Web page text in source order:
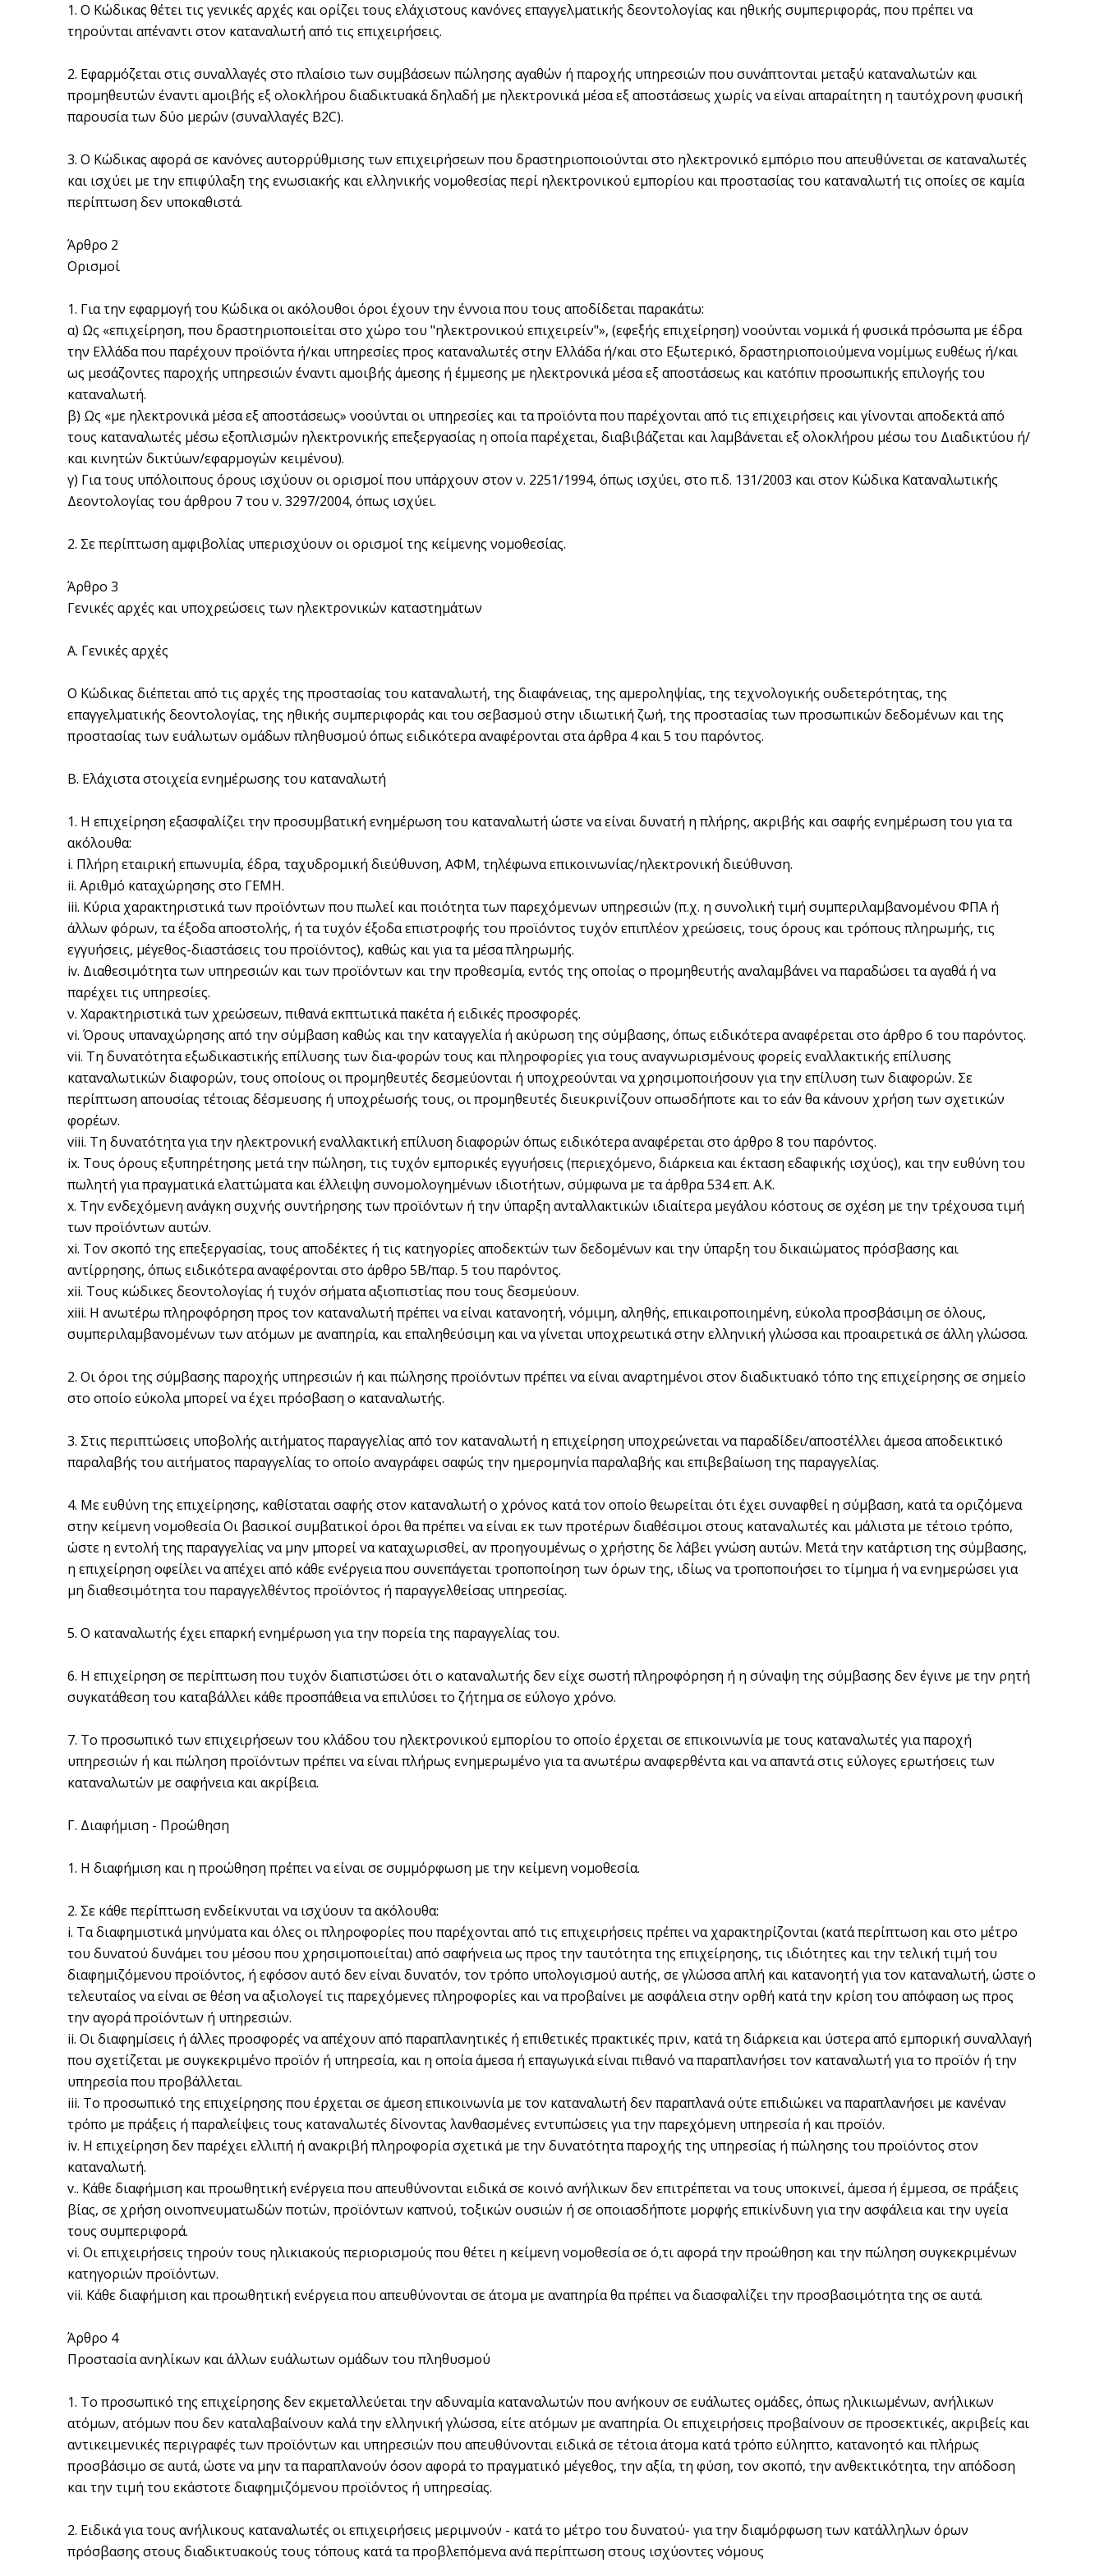
1. Ο Κώδικας θέτει τις γενικές αρχές και ορίζει τους ελάχιστους κανόνες επαγγελματικής δεοντολογίας και ηθικής συμπεριφοράς, που πρέπει να
τηρούνται απέναντι στον καταναλωτή από τις επιχειρήσεις.
2. Εφαρμόζεται στις συναλλαγές στο πλαίσιο των συμβάσεων πώλησης αγαθών ή παροχής υπηρεσιών που συνάπτονται μεταξύ καταναλωτών και
προμηθευτών έναντι αμοιβής εξ ολοκλήρου διαδικτυακά δηλαδή με ηλεκτρονικά μέσα εξ αποστάσεως χωρίς να είναι απαραίτητη η ταυτόχρονη φυσική
παρουσία των δύο μερών (συναλλαγές B2C).
3. Ο Κώδικας αφορά σε κανόνες αυτορρύθμισης των επιχειρήσεων που δραστηριοποιούνται στο ηλεκτρονικό εμπόριο που απευθύνεται σε καταναλωτές
και ισχύει με την επιφύλαξη της ενωσιακής και ελληνικής νομοθεσίας περί ηλεκτρονικού εμπορίου και προστασίας του καταναλωτή τις οποίες σε καμία
περίπτωση δεν υποκαθιστά.
Άρθρο 2
Ορισμοί
1. Για την εφαρμογή του Κώδικα οι ακόλουθοι όροι έχουν την έννοια που τους αποδίδεται παρακάτω:
α) Ως «επιχείρηση, που δραστηριοποιείται στο χώρο του "ηλεκτρονικού επιχειρείν"», (εφεξής επιχείρηση) νοούνται νομικά ή φυσικά πρόσωπα με έδρα
την Ελλάδα που παρέχουν προϊόντα ή/και υπηρεσίες προς καταναλωτές στην Ελλάδα ή/και στο Εξωτερικό, δραστηριοποιούμενα νομίμως ευθέως ή/και
ως μεσάζοντες παροχής υπηρεσιών έναντι αμοιβής άμεσης ή έμμεσης με ηλεκτρονικά μέσα εξ αποστάσεως και κατόπιν προσωπικής επιλογής του
καταναλωτή.
β) Ως «με ηλεκτρονικά μέσα εξ αποστάσεως» νοούνται οι υπηρεσίες και τα προϊόντα που παρέχονται από τις επιχειρήσεις και γίνονται αποδεκτά από
τους καταναλωτές μέσω εξοπλισμών ηλεκτρονικής επεξεργασίας η οποία παρέχεται, διαβιβάζεται και λαμβάνεται εξ ολοκλήρου μέσω του Διαδικτύου ή/
και κινητών δικτύων/εφαρμογών κειμένου).
γ) Για τους υπόλοιπους όρους ισχύουν οι ορισμοί που υπάρχουν στον ν. 2251/1994, όπως ισχύει, στο π.δ. 131/2003 και στον Κώδικα Καταναλωτικής
Δεοντολογίας του άρθρου 7 του ν. 3297/2004, όπως ισχύει.
2. Σε περίπτωση αμφιβολίας υπερισχύουν οι ορισμοί της κείμενης νομοθεσίας.
Άρθρο 3
Γενικές αρχές και υποχρεώσεις των ηλεκτρονικών καταστημάτων
Α. Γενικές αρχές
Ο Κώδικας διέπεται από τις αρχές της προστασίας του καταναλωτή, της διαφάνειας, της αμεροληψίας, της τεχνολογικής ουδετερότητας, της
επαγγελματικής δεοντολογίας, της ηθικής συμπεριφοράς και του σεβασμού στην ιδιωτική ζωή, της προστασίας των προσωπικών δεδομένων και της
προστασίας των ευάλωτων ομάδων πληθυσμού όπως ειδικότερα αναφέρονται στα άρθρα 4 και 5 του παρόντος.
Β. Ελάχιστα στοιχεία ενημέρωσης του καταναλωτή
1. Η επιχείρηση εξασφαλίζει την προσυμβατική ενημέρωση του καταναλωτή ώστε να είναι δυνατή η πλήρης, ακριβής και σαφής ενημέρωση του για τα
ακόλουθα:
i. Πλήρη εταιρική επωνυμία, έδρα, ταχυδρομική διεύθυνση, ΑΦΜ, τηλέφωνα επικοινωνίας/ηλεκτρονική διεύθυνση.
ii. Αριθμό καταχώρησης στο ΓΕΜΗ.
iii. Κύρια χαρακτηριστικά των προϊόντων που πωλεί και ποιότητα των παρεχόμενων υπηρεσιών (π.χ. η συνολική τιμή συμπεριλαμβανομένου ΦΠΑ ή
άλλων φόρων, τα έξοδα αποστολής, ή τα τυχόν έξοδα επιστροφής του προϊόντος τυχόν επιπλέον χρεώσεις, τους όρους και τρόπους πληρωμής, τις
εγγυήσεις, μέγεθος-διαστάσεις του προϊόντος), καθώς και για τα μέσα πληρωμής.
iv. Διαθεσιμότητα των υπηρεσιών και των προϊόντων και την προθεσμία, εντός της οποίας ο προμηθευτής αναλαμβάνει να παραδώσει τα αγαθά ή να
παρέχει τις υπηρεσίες.
ν. Χαρακτηριστικά των χρεώσεων, πιθανά εκπτωτικά πακέτα ή ειδικές προσφορές.
vi. Όρους υπαναχώρησης από την σύμβαση καθώς και την καταγγελία ή ακύρωση της σύμβασης, όπως ειδικότερα αναφέρεται στο άρθρο 6 του παρόντος.
vii. Τη δυνατότητα εξωδικαστικής επίλυσης των δια-φορών τους και πληροφορίες για τους αναγνωρισμένους φορείς εναλλακτικής επίλυσης
καταναλωτικών διαφορών, τους οποίους οι προμηθευτές δεσμεύονται ή υποχρεούνται να χρησιμοποιήσουν για την επίλυση των διαφορών. Σε
περίπτωση απουσίας τέτοιας δέσμευσης ή υποχρέωσής τους, οι προμηθευτές διευκρινίζουν οπωσδήποτε και το εάν θα κάνουν χρήση των σχετικών
φορέων.
viii. Τη δυνατότητα για την ηλεκτρονική εναλλακτική επίλυση διαφορών όπως ειδικότερα αναφέρεται στο άρθρο 8 του παρόντος.
ix. Τους όρους εξυπηρέτησης μετά την πώληση, τις τυχόν εμπορικές εγγυήσεις (περιεχόμενο, διάρκεια και έκταση εδαφικής ισχύος), και την ευθύνη του
πωλητή για πραγματικά ελαττώματα και έλλειψη συνομολογημένων ιδιοτήτων, σύμφωνα με τα άρθρα 534 επ. Α.Κ.
x. Την ενδεχόμενη ανάγκη συχνής συντήρησης των προϊόντων ή την ύπαρξη ανταλλακτικών ιδιαίτερα μεγάλου κόστους σε σχέση με την τρέχουσα τιμή
των προϊόντων αυτών.
xi. Τον σκοπό της επεξεργασίας, τους αποδέκτες ή τις κατηγορίες αποδεκτών των δεδομένων και την ύπαρξη του δικαιώματος πρόσβασης και
αντίρρησης, όπως ειδικότερα αναφέρονται στο άρθρο 5Β/παρ. 5 του παρόντος.
xii. Τους κώδικες δεοντολογίας ή τυχόν σήματα αξιοπιστίας που τους δεσμεύουν.
xiii. Η ανωτέρω πληροφόρηση προς τον καταναλωτή πρέπει να είναι κατανοητή, νόμιμη, αληθής, επικαιροποιημένη, εύκολα προσβάσιμη σε όλους,
συμπεριλαμβανομένων των ατόμων με αναπηρία, και επαληθεύσιμη και να γίνεται υποχρεωτικά στην ελληνική γλώσσα και προαιρετικά σε άλλη γλώσσα.
2. Οι όροι της σύμβασης παροχής υπηρεσιών ή και πώλησης προϊόντων πρέπει να είναι αναρτημένοι στον διαδικτυακό τόπο της επιχείρησης σε σημείο
στο οποίο εύκολα μπορεί να έχει πρόσβαση ο καταναλωτής.
3. Στις περιπτώσεις υποβολής αιτήματος παραγγελίας από τον καταναλωτή η επιχείρηση υποχρεώνεται να παραδίδει/αποστέλλει άμεσα αποδεικτικό
παραλαβής του αιτήματος παραγγελίας το οποίο αναγράφει σαφώς την ημερομηνία παραλαβής και επιβεβαίωση της παραγγελίας.
4. Με ευθύνη της επιχείρησης, καθίσταται σαφής στον καταναλωτή ο χρόνος κατά τον οποίο θεωρείται ότι έχει συναφθεί η σύμβαση, κατά τα οριζόμενα
στην κείμενη νομοθεσία Οι βασικοί συμβατικοί όροι θα πρέπει να είναι εκ των προτέρων διαθέσιμοι στους καταναλωτές και μάλιστα με τέτοιο τρόπο,
ώστε η εντολή της παραγγελίας να μην μπορεί να καταχωρισθεί, αν προηγουμένως ο χρήστης δε λάβει γνώση αυτών. Μετά την κατάρτιση της σύμβασης,
η επιχείρηση οφείλει να απέχει από κάθε ενέργεια που συνεπάγεται τροποποίηση των όρων της, ιδίως να τροποποιήσει το τίμημα ή να ενημερώσει για
μη διαθεσιμότητα του παραγγελθέντος προϊόντος ή παραγγελθείσας υπηρεσίας.
5. Ο καταναλωτής έχει επαρκή ενημέρωση για την πορεία της παραγγελίας του.
6. Η επιχείρηση σε περίπτωση που τυχόν διαπιστώσει ότι ο καταναλωτής δεν είχε σωστή πληροφόρηση ή η σύναψη της σύμβασης δεν έγινε με την ρητή
συγκατάθεση του καταβάλλει κάθε προσπάθεια να επιλύσει το ζήτημα σε εύλογο χρόνο.
7. Το προσωπικό των επιχειρήσεων του κλάδου του ηλεκτρονικού εμπορίου το οποίο έρχεται σε επικοινωνία με τους καταναλωτές για παροχή
υπηρεσιών ή και πώληση προϊόντων πρέπει να είναι πλήρως ενημερωμένο για τα ανωτέρω αναφερθέντα και να απαντά στις εύλογες ερωτήσεις των
καταναλωτών με σαφήνεια και ακρίβεια.
Γ. Διαφήμιση - Προώθηση
1. Η διαφήμιση και η προώθηση πρέπει να είναι σε συμμόρφωση με την κείμενη νομοθεσία.
2. Σε κάθε περίπτωση ενδείκνυται να ισχύουν τα ακόλουθα:
i. Τα διαφημιστικά μηνύματα και όλες οι πληροφορίες που παρέχονται από τις επιχειρήσεις πρέπει να χαρακτηρίζονται (κατά περίπτωση και στο μέτρο
του δυνατού δυνάμει του μέσου που χρησιμοποιείται) από σαφήνεια ως προς την ταυτότητα της επιχείρησης, τις ιδιότητες και την τελική τιμή του
διαφημιζόμενου προϊόντος, ή εφόσον αυτό δεν είναι δυνατόν, τον τρόπο υπολογισμού αυτής, σε γλώσσα απλή και κατανοητή για τον καταναλωτή, ώστε ο
τελευταίος να είναι σε θέση να αξιολογεί τις παρεχόμενες πληροφορίες και να προβαίνει με ασφάλεια στην ορθή κατά την κρίση του απόφαση ως προς
την αγορά προϊόντων ή υπηρεσιών.
ii. Οι διαφημίσεις ή άλλες προσφορές να απέχουν από παραπλανητικές ή επιθετικές πρακτικές πριν, κατά τη διάρκεια και ύστερα από εμπορική συναλλαγή
που σχετίζεται με συγκεκριμένο προϊόν ή υπηρεσία, και η οποία άμεσα ή επαγωγικά είναι πιθανό να παραπλανήσει τον καταναλωτή για το προϊόν ή την
υπηρεσία που προβάλλεται.
iii. To προσωπικό της επιχείρησης που έρχεται σε άμεση επικοινωνία με τον καταναλωτή δεν παραπλανά ούτε επιδιώκει να παραπλανήσει με κανέναν
τρόπο με πράξεις ή παραλείψεις τους καταναλωτές δίνοντας λανθασμένες εντυπώσεις για την παρεχόμενη υπηρεσία ή και προϊόν.
iv. Η επιχείρηση δεν παρέχει ελλιπή ή ανακριβή πληροφορία σχετικά με την δυνατότητα παροχής της υπηρεσίας ή πώλησης του προϊόντος στον
καταναλωτή.
v.. Κάθε διαφήμιση και προωθητική ενέργεια που απευθύνονται ειδικά σε κοινό ανήλικων δεν επιτρέπεται να τους υποκινεί, άμεσα ή έμμεσα, σε πράξεις
βίας, σε χρήση οινοπνευματωδών ποτών, προϊόντων καπνού, τοξικών ουσιών ή σε οποιασδήποτε μορφής επικίνδυνη για την ασφάλεια και την υγεία
τους συμπεριφορά.
vi. Οι επιχειρήσεις τηρούν τους ηλικιακούς περιορισμούς που θέτει η κείμενη νομοθεσία σε ό,τι αφορά την προώθηση και την πώληση συγκεκριμένων
κατηγοριών προϊόντων.
vii. Κάθε διαφήμιση και προωθητική ενέργεια που απευθύνονται σε άτομα με αναπηρία θα πρέπει να διασφαλίζει την προσβασιμότητα της σε αυτά.
Άρθρο 4
Προστασία ανηλίκων και άλλων ευάλωτων ομάδων του πληθυσμού
1. Το προσωπικό της επιχείρησης δεν εκμεταλλεύεται την αδυναμία καταναλωτών που ανήκουν σε ευάλωτες ομάδες, όπως ηλικιωμένων, ανήλικων
ατόμων, ατόμων που δεν καταλαβαίνουν καλά την ελληνική γλώσσα, είτε ατόμων με αναπηρία. Οι επιχειρήσεις προβαίνουν σε προσεκτικές, ακριβείς και
αντικειμενικές περιγραφές των προϊόντων και υπηρεσιών που απευθύνονται ειδικά σε τέτοια άτομα κατά τρόπο εύληπτο, κατανοητό και πλήρως
προσβάσιμο σε αυτά, ώστε να μην τα παραπλανούν όσον αφορά το πραγματικό μέγεθος, την αξία, τη φύση, τον σκοπό, την ανθεκτικότητα, την απόδοση
και την τιμή του εκάστοτε διαφημιζόμενου προϊόντος ή υπηρεσίας.
2. Ειδικά για τους ανήλικους καταναλωτές οι επιχειρήσεις μεριμνούν - κατά το μέτρο του δυνατού- για την διαμόρφωση των κατάλληλων όρων
πρόσβασης στους διαδικτυακούς τους τόπους κατά τα προβλεπόμενα ανά περίπτωση στους ισχύοντες νόμους